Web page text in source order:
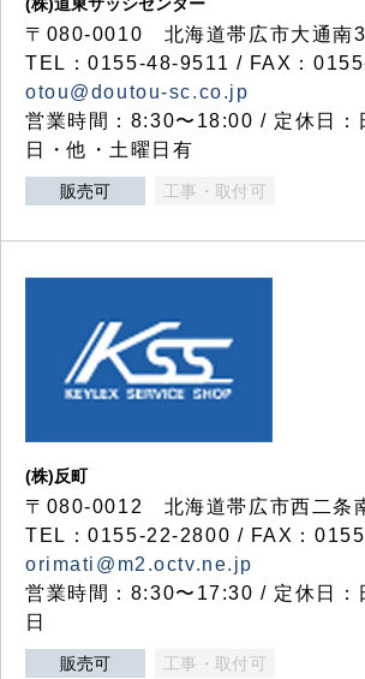
〒080-0010 北海道帯広市大通南
TEL：0155-48-9511 / FAX：
otou@doutou-sc.co.jp
営業時間：8:30〜18:00 / 定休日：
日・他・土曜日有
販売可 工事・取付可
(株)反町
〒080-0012 北海道帯広市西二条
TEL：0155-22-2800 / FAX：
orimati@m2.octv.ne.jp
営業時間：8:30〜17:30 / 定休日：
日
販売可 工事・取付可